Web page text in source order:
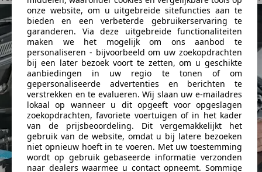
onze website, om u uitgebreide sitefuncties aan te
bieden en een verbeterde gebruikerservaring te
garanderen. Via deze uitgebreide functionaliteiten
maken we het mogelijk om ons aanbod te
personaliseren - bijvoorbeeld om uw zoekopdrachten
bij een later bezoek voort te zetten, om u geschikte
aanbiedingen in uw regio te tonen of om
gepersonaliseerde advertenties en berichten te
verstrekken en te evalueren. Wij slaan uw e-mailadres
lokaal op wanneer u dit opgeeft voor opgeslagen
zoekopdrachten, favoriete voertuigen of in het kader
van de prijsbeoordeling. Dit vergemakkelijkt het
gebruik van de website, omdat u bij latere bezoeken
niet opnieuw hoeft in te voeren. Met uw toestemming
wordt op gebruik gebaseerde informatie verzonden
naar dealers waarmee u contact opneemt. Sommige